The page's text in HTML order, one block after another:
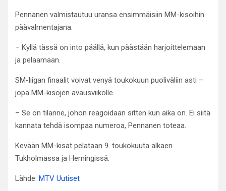
Pennanen valmistautuu uransa ensimmäisiin MM-kisoihin
päävalmentajana.
– Kyllä tässä on into päällä, kun päästään harjoittelemaan
ja pelaamaan.
SM-liigan finaalit voivat venyä toukokuun puoliväliin asti –
jopa MM-kisojen avausviikolle.
– Se on tilanne, johon reagoidaan sitten kun aika on. Ei siitä
kannata tehdä isompaa numeroa, Pennanen toteaa.
Kevään MM-kisat pelataan 9. toukokuuta alkaen
Tukholmassa ja Herningissä.
Lähde: MTV Uutiset